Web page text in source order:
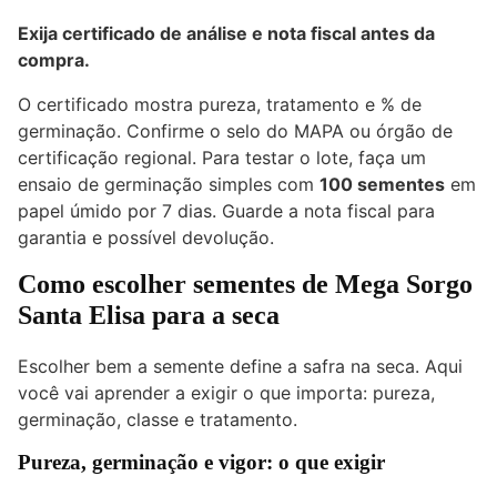
Exija certificado de análise e nota fiscal antes da
compra.
O certificado mostra pureza, tratamento e % de
germinação. Confirme o selo do MAPA ou órgão de
certificação regional. Para testar o lote, faça um
ensaio de germinação simples com 100 sementes em
papel úmido por 7 dias. Guarde a nota fiscal para
garantia e possível devolução.
Como escolher sementes de Mega Sorgo
Santa Elisa para a seca
Escolher bem a semente define a safra na seca. Aqui
você vai aprender a exigir o que importa: pureza,
germinação, classe e tratamento.
Pureza, germinação e vigor: o que exigir